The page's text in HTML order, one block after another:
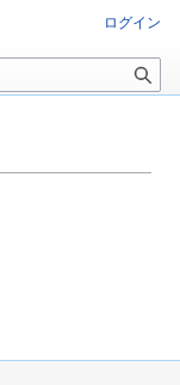
ログイン